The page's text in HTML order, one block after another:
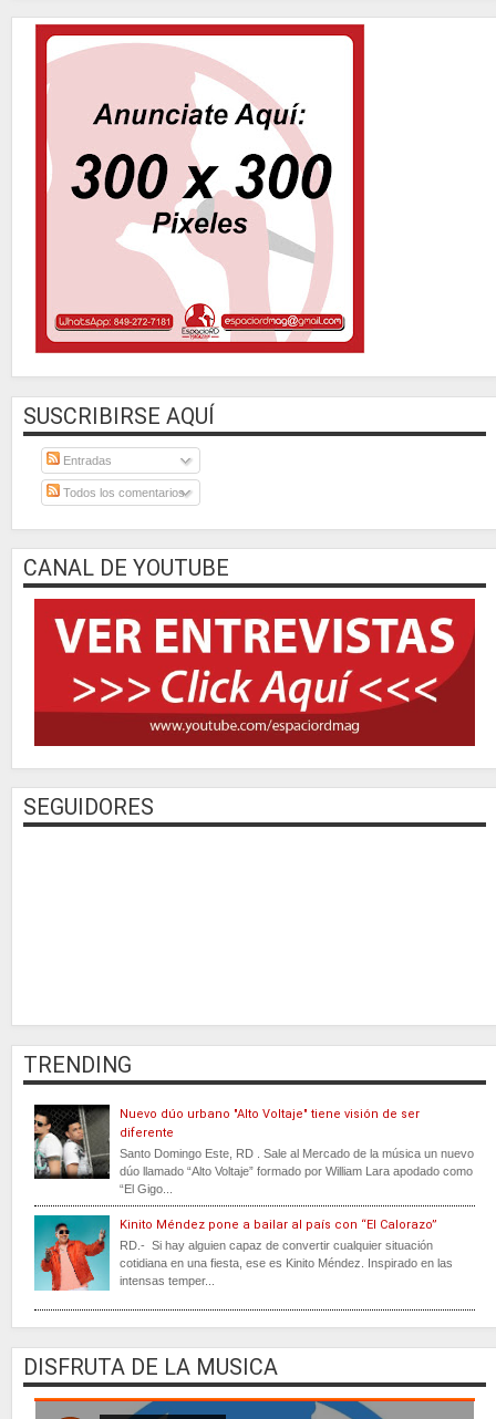
SUSCRIBIRSE AQUÍ
Entradas
Todos los comentarios
CANAL DE YOUTUBE
SEGUIDORES
TRENDING
Nuevo dúo urbano "Alto Voltaje" tiene visión de ser
diferente
Santo Domingo Este, RD . Sale al Mercado de la música un nuevo
dúo llamado “Alto Voltaje” formado por William Lara apodado como
“El Gigo...
Kinito Méndez pone a bailar al país con “El Calorazo”
RD.- Si hay alguien capaz de convertir cualquier situación
cotidiana en una fiesta, ese es Kinito Méndez. Inspirado en las
intensas temper...
DISFRUTA DE LA MUSICA